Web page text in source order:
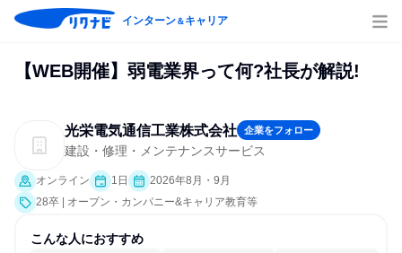
インターン＆キャリア
【WEB開催】弱電業界って何?社長が解説!
光栄電気通信工業株式会社 企業をフォロー
建設・修理・メンテナンスサービス
オンライン 1日
2026年8月・9月
28卒 | オープン・カンパニー&キャリア教育等
こんな人におすすめ